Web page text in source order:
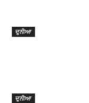
ਦੁਨੀਆ
ਦੁਨੀਆ